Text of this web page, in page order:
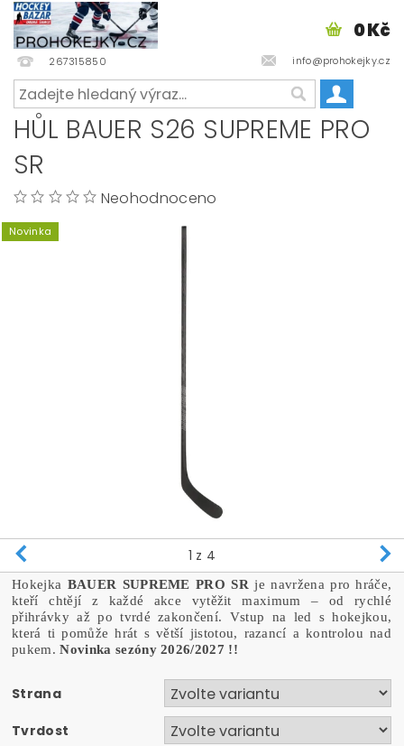
267315850 info@prohokejky.cz
0 Kč
HŮL BAUER S26 SUPREME PRO
SR
Neohodnoceno
Novinka
1 z 4
Hokejka BAUER SUPREME PRO SR je navržena pro hráče,
kteří chtějí z každé akce vytěžit maximum – od rychlé
přihrávky až po tvrdé zakončení. Vstup na led s hokejkou,
která ti pomůže hrát s větší jistotou, razancí a kontrolou nad
pukem. Novinka sezóny 2026/2027 !!
Strana
Tvrdost